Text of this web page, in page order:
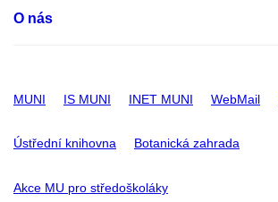
O nás
MUNI IS MUNI INET MUNI WebMail
Ústřední knihovna Botanická zahrada
Akce MU pro středoškoláky